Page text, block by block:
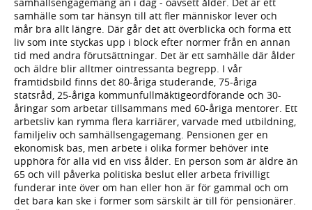
samhälle som tar hänsyn till att fler människor lever och
mår bra allt längre. Där går det att överblicka och forma ett
liv som inte styckas upp i block efter normer från en annan
tid med andra förutsättningar. Det är ett samhälle där ålder
och äldre blir alltmer ointressanta begrepp. I vår
framtidsbild finns det 80-åriga studerande, 75-åriga
statsråd, 25-åriga kommunfullmäktigeordförande och 30-
åringar som arbetar tillsammans med 60-åriga mentorer. Ett
arbetsliv kan rymma flera karriärer, varvade med utbildning,
familjeliv och samhällsengagemang. Pensionen ger en
ekonomisk bas, men arbete i olika former behöver inte
upphöra för alla vid en viss ålder. En person som är äldre än
65 och vill påverka politiska beslut eller arbeta frivilligt
funderar inte över om han eller hon är för gammal och om
det bara kan ske i former som särskilt är till för pensionärer.